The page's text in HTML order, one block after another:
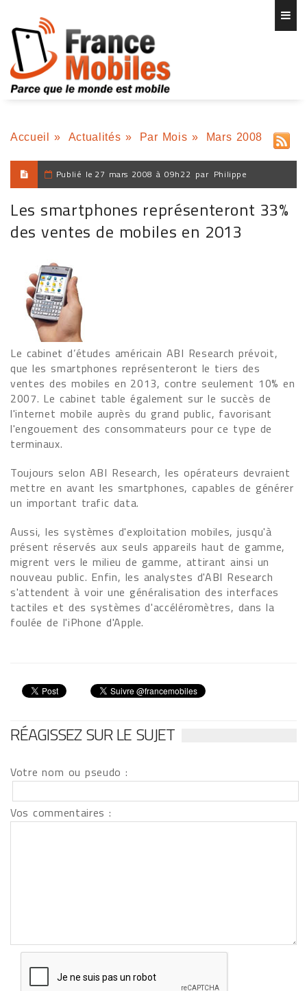
Accueil » Actualités » Par Mois » Mars 2008
Publié le 27 mars 2008 à 09h22 par Philippe
Les smartphones représenteront 33%
des ventes de mobiles en 2013
Le cabinet d’études américain ABI Research prévoit,
que les smartphones représenteront le tiers des
ventes des mobiles en 2013, contre seulement 10% en
2007. Le cabinet table également sur le succès de
l'internet mobile auprès du grand public, favorisant
l'engouement des consommateurs pour ce type de
terminaux.
Toujours selon ABI Research, les opérateurs devraient
mettre en avant les smartphones, capables de générer
un important trafic data.
Aussi, les systèmes d'exploitation mobiles, jusqu'à
présent réservés aux seuls appareils haut de gamme,
migrent vers le milieu de gamme, attirant ainsi un
nouveau public. Enfin, les analystes d'ABI Research
s'attendent à voir une généralisation des interfaces
tactiles et des systèmes d'accéléromètres, dans la
foulée de l'iPhone d'Apple.
RÉAGISSEZ SUR LE SUJET
Votre nom ou pseudo :
Vos commentaires :